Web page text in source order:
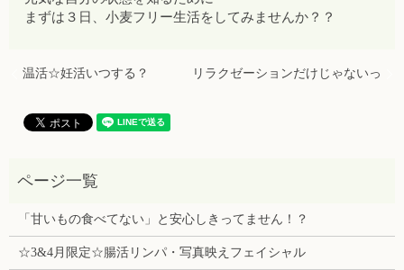
まずは３日、小麦フリー生活をしてみませんか？？
温活☆妊活いつする？ リラクゼーションだけじゃないっ
「甘いもの食べてない」と安心しきってません！？
☆3&4月限定☆腸活リンパ・写真映えフェイシャル